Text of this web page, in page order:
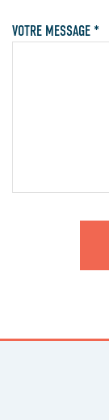
VOTRE MESSAGE *